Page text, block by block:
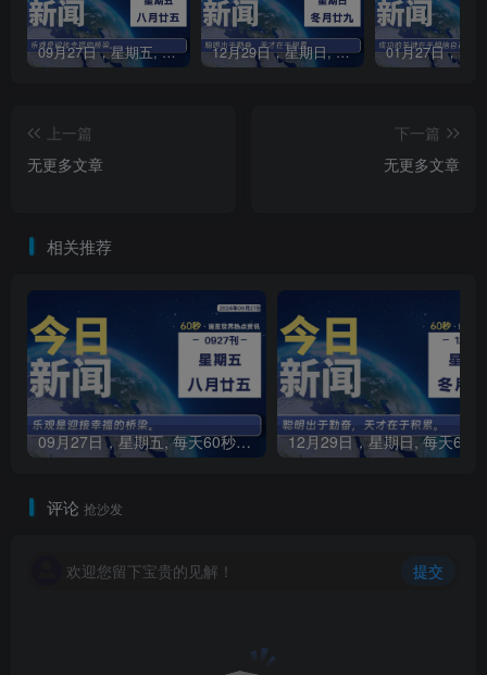
09月27日，星期五, 每天60秒读懂全世界！ 12月29日，星期日, 每天60秒读懂全世界！
上一篇
无更多文章
下一篇
无更多文章
相关推荐
09月27日，星期五, 每天60秒读懂全世界！
评论 抢沙发
欢迎您留下宝贵的见解！ 提交